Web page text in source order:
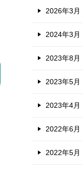
2026年3月
2024年3月
2023年8月
2023年5月
2023年4月
2022年6月
2022年5月